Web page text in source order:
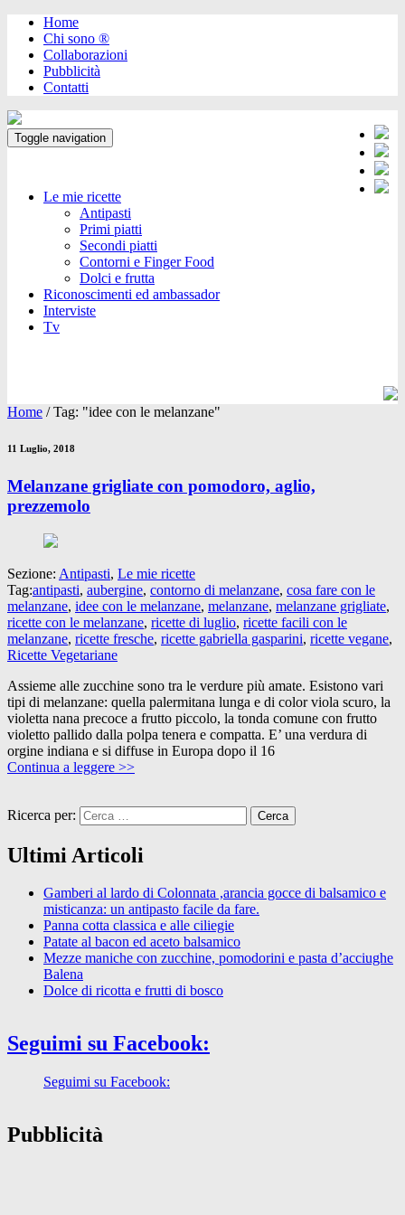
Home
Chi sono ®️
Collaborazioni
Pubblicità
Contatti
Toggle navigation
Le mie ricette
Antipasti
Primi piatti
Secondi piatti
Contorni e Finger Food
Dolci e frutta
Riconoscimenti ed ambassador
Interviste
Tv
Home /Tag: "idee con le melanzane"
11 Luglio, 2018
Melanzane grigliate con pomodoro, aglio,
prezzemolo
Sezione: Antipasti, Le mie ricette
Tag:antipasti, aubergine, contorno di melanzane, cosa fare con le
melanzane, idee con le melanzane, melanzane, melanzane grigliate,
ricette con le melanzane, ricette di luglio, ricette facili con le
melanzane, ricette fresche, ricette gabriella gasparini, ricette vegane,
Ricette Vegetariane
Assieme alle zucchine sono tra le verdure più amate. Esistono vari
tipi di melanzane: quella palermitana lunga e di color viola scuro, la
violetta nana precoce a frutto piccolo, la tonda comune con frutto
violetto pallido dalla polpa tenera e compatta. E’ una verdura di
orgine indiana e si diffuse in Europa dopo il 16
Continua a leggere >>
Ricerca per:
Ultimi Articoli
Gamberi al lardo di Colonnata ,arancia gocce di balsamico e
misticanza: un antipasto facile da fare.
Panna cotta classica e alle ciliegie
Patate al bacon ed aceto balsamico
Mezze maniche con zucchine, pomodorini e pasta d’acciughe
Balena
Dolce di ricotta e frutti di bosco
Seguimi su Facebook:
Seguimi su Facebook:
Pubblicità